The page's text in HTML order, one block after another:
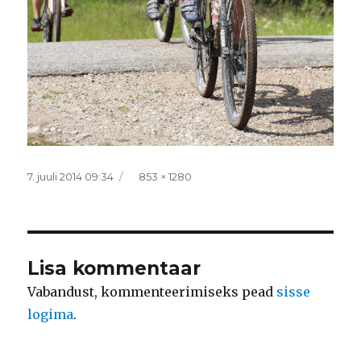
Postitatud
7. juuli 2014 09:34 Täissuurus
853 × 1280
Lisa kommentaar
Vabandust, kommenteerimiseks pead sisse
logima.